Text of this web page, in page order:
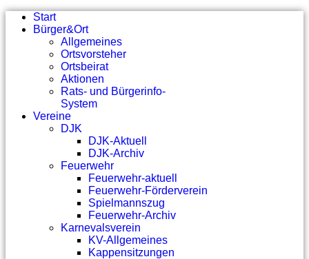
Start
Bürger&Ort
Allgemeines
Ortsvorsteher
Ortsbeirat
Aktionen
Rats- und Bürgerinfo-
System
Vereine
DJK
DJK-Aktuell
DJK-Archiv
Feuerwehr
Feuerwehr-aktuell
Feuerwehr-Förderverein
Spielmannszug
Feuerwehr-Archiv
Karnevalsverein
KV-Allgemeines
Kappensitzungen